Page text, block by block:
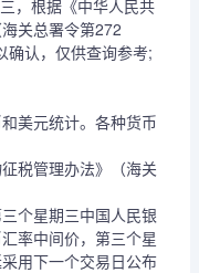
，根据《中华人民共
关总署令第272
确认，仅供查询参考;
美元统计。各种货币
税管理办法》（海关
个星期三中国人民银
率中间价，第三个星
用下一个交易日公布